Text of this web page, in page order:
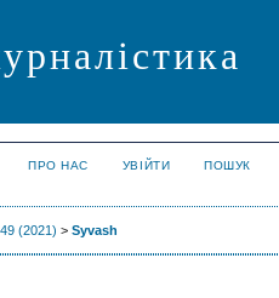
ПРО НАС УВІЙТИ
ПОШУК
(2021) > Syvash